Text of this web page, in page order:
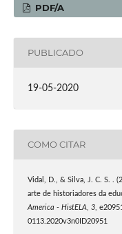
PDF/A
PUBLICADO
19-05-2020
COMO CITAR
Vidal, D., & Silva, J. C. S. .
arte de historiadores da
America - HistELA, 3,
0113.2020v3n0ID20951